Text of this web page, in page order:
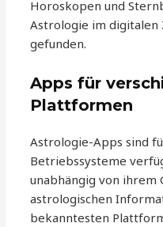
Horoskopen und
Astrologie im
gefunden.
Apps für
Plattformen
Astrologie-Apps sind
Betriebssysteme
unabhängig von ihrem
astrologischen
bekanntesten